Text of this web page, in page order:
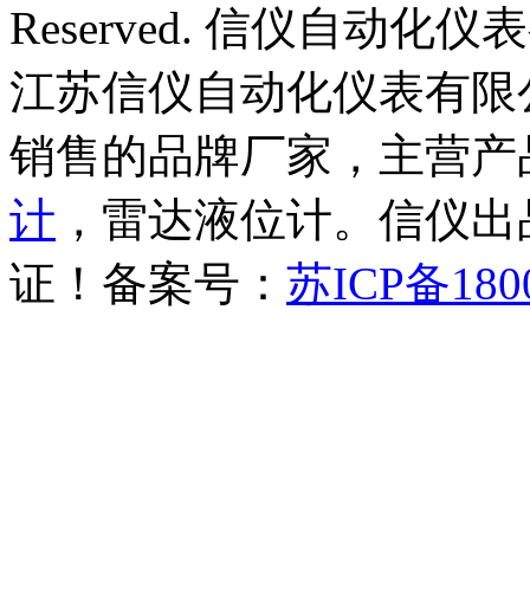
Reserved. 信仪自动化仪
江苏信仪自动化仪表有
销售的品牌厂家，主营产
计 ，雷达液位计。信仪
证！备案号： 苏ICP备